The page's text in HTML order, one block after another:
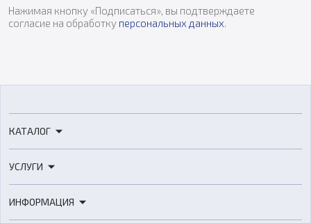
Нажимая кнопку «Подписаться», вы подтверждаете
согласие на обработку персональных данных
КАТАЛОГ
3D-сканеры
Расходные материалы
УСЛУГИ
3D-моделирование
ИНФОРМАЦИЯ